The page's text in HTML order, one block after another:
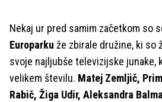
Nekaj ur pred samim začetkom so
Europarku že zbirale družine, ki so
svoje najljubše televizijske junake,
velikem številu. Matej Zemljič,
Rabič, Žiga Udir, Aleksandra